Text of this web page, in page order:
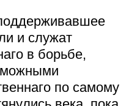
и служат
в борьбе,
по самому